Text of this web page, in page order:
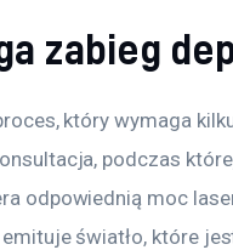
zabieg
który wymaga
podczas
odpowiednią moc
światło, które